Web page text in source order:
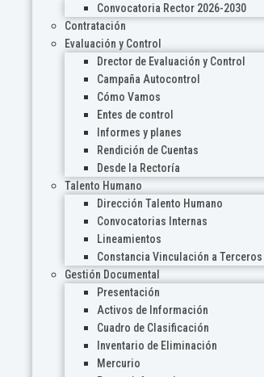
Convocatoria Rector 2026-2030
Contratación
Evaluación y Control
Drector de Evaluación y Control
Campaña Autocontrol
Cómo Vamos
Entes de control
Informes y planes
Rendición de Cuentas
Desde la Rectoría
Talento Humano
Dirección Talento Humano
Convocatorias Internas
Lineamientos
Constancia Vinculación a Terceros
Gestión Documental
Presentación
Activos de Información
Cuadro de Clasificación
Inventario de Eliminación
Mercurio